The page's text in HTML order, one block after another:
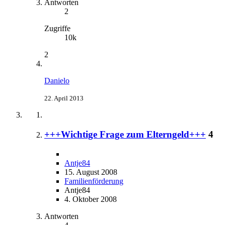
Antworten
2
Zugriffe
10k
2
Danielo
22. April 2013
+++Wichtige Frage zum Elterngeld+++ 4
Antje84
15. August 2008
Familienförderung
Antje84
4. Oktober 2008
Antworten